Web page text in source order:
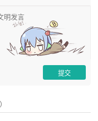
opt/soft/chu
bin:$SP
bin:$PATH